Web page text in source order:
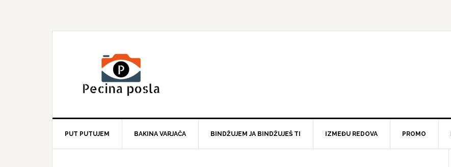
PUT PUTUJEM BAKINA VARJAČA BINDŽUJEM JA BINDŽUJEŠ TI IZMEĐU REDOVA PROMO